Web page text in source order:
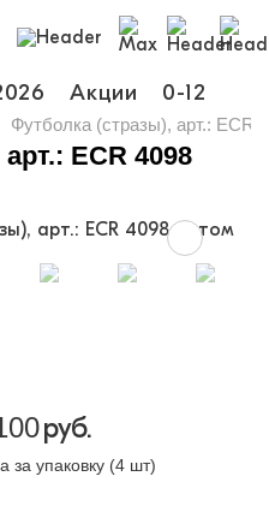
Акции 0-12
Футболка (стразы), арт.: ECR
ECR 4098
руб.
за упаковку (4 шт)